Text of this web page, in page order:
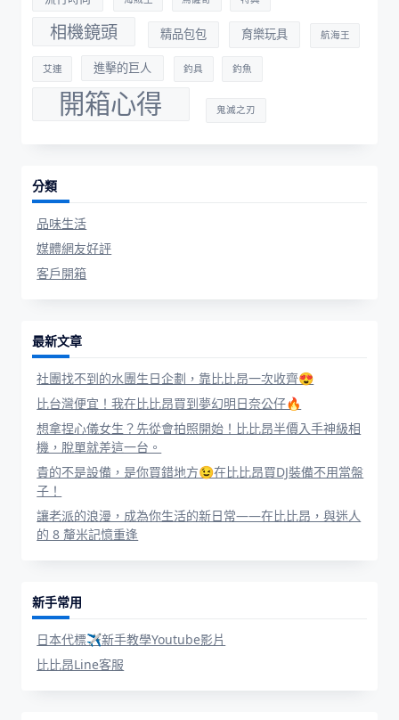
相機鏡頭 精品包包 育樂玩具 航海王
艾連 進擊的巨人 釣具 釣魚
開箱心得 鬼滅之刃
分類
品味生活
媒體網友好評
客戶開箱
最新文章
社團找不到的水團生日企劃，靠比比昂一次收齊😍
比台灣便宜！我在比比昂買到夢幻明日奈公仔🔥
想拿捏心儀女生？先從會拍照開始！比比昂半價入手神級相
機，脫單就差這一台。
貴的不是設備，是你買錯地方😉在比比昂買DJ裝備不用當盤
子！
讓老派的浪漫，成為你生活的新日常——在比比昂，與迷人
的 8 釐米記憶重逢
新手常用
日本代標✈新手教學Youtube影片
比比昂Line客服